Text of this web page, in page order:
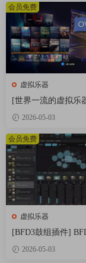
* Sonar Traffic 的《
* 这就是未来朋克！
* 黑日帝国传送
* Circlinq 由 Navi
* 卷云 (Arovane)
* Navi Retlav 的脉冲
* Luftrum 28 由
* EE – Delicoius by
* EE – Onirica
* EE – Expressive E
* Expressive E 的扩
* 比尔先生的上帝模
* K/V 的预兆
* Nasko 的 Color
* Zardonic 的《崩
* Rebound Sound 的
虚拟乐器
[世界一流的虚拟乐
装] AIR Music
uments Bundle
（5.92GB）
2026-05-03
会员免费
虚拟乐器
[BFD3鼓组插件]
FD3 v3.5.0.49-R2R
2026-05-03
会员免费